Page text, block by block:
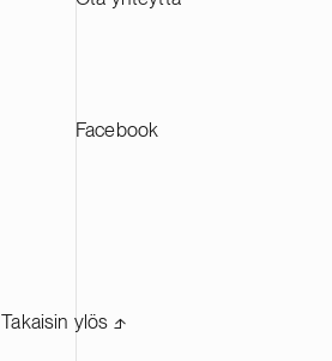
Facebook
Takaisin ylös ⬏